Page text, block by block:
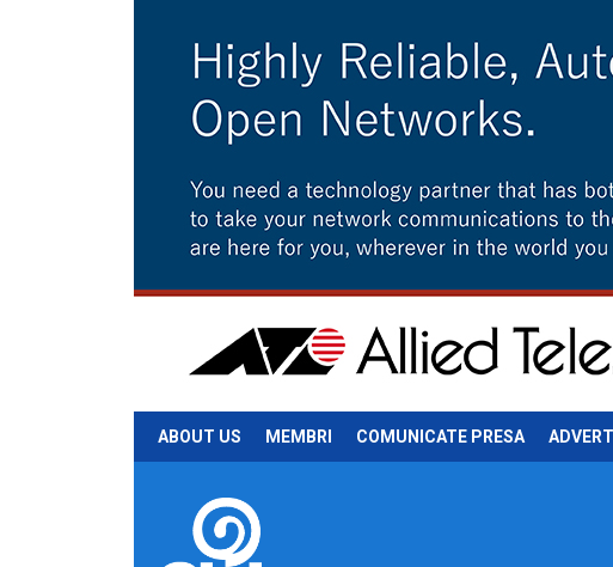
ABOUT US MEMBRI COMUNICATE PRESA